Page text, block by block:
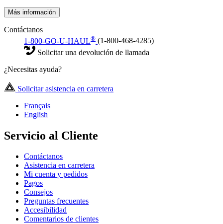
Más información
Contáctanos
1-800-GO-U-HAUL® (1-800-468-4285)
Solicitar una devolución de llamada
¿Necesitas ayuda?
Solicitar asistencia en carretera
Français
English
Servicio al Cliente
Contáctanos
Asistencia en carretera
Mi cuenta y pedidos
Pagos
Consejos
Preguntas frecuentes
Accesibilidad
Comentarios de clientes